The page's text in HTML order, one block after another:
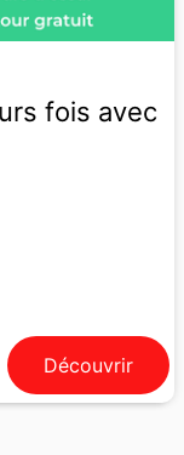
fois avec
Découvrir